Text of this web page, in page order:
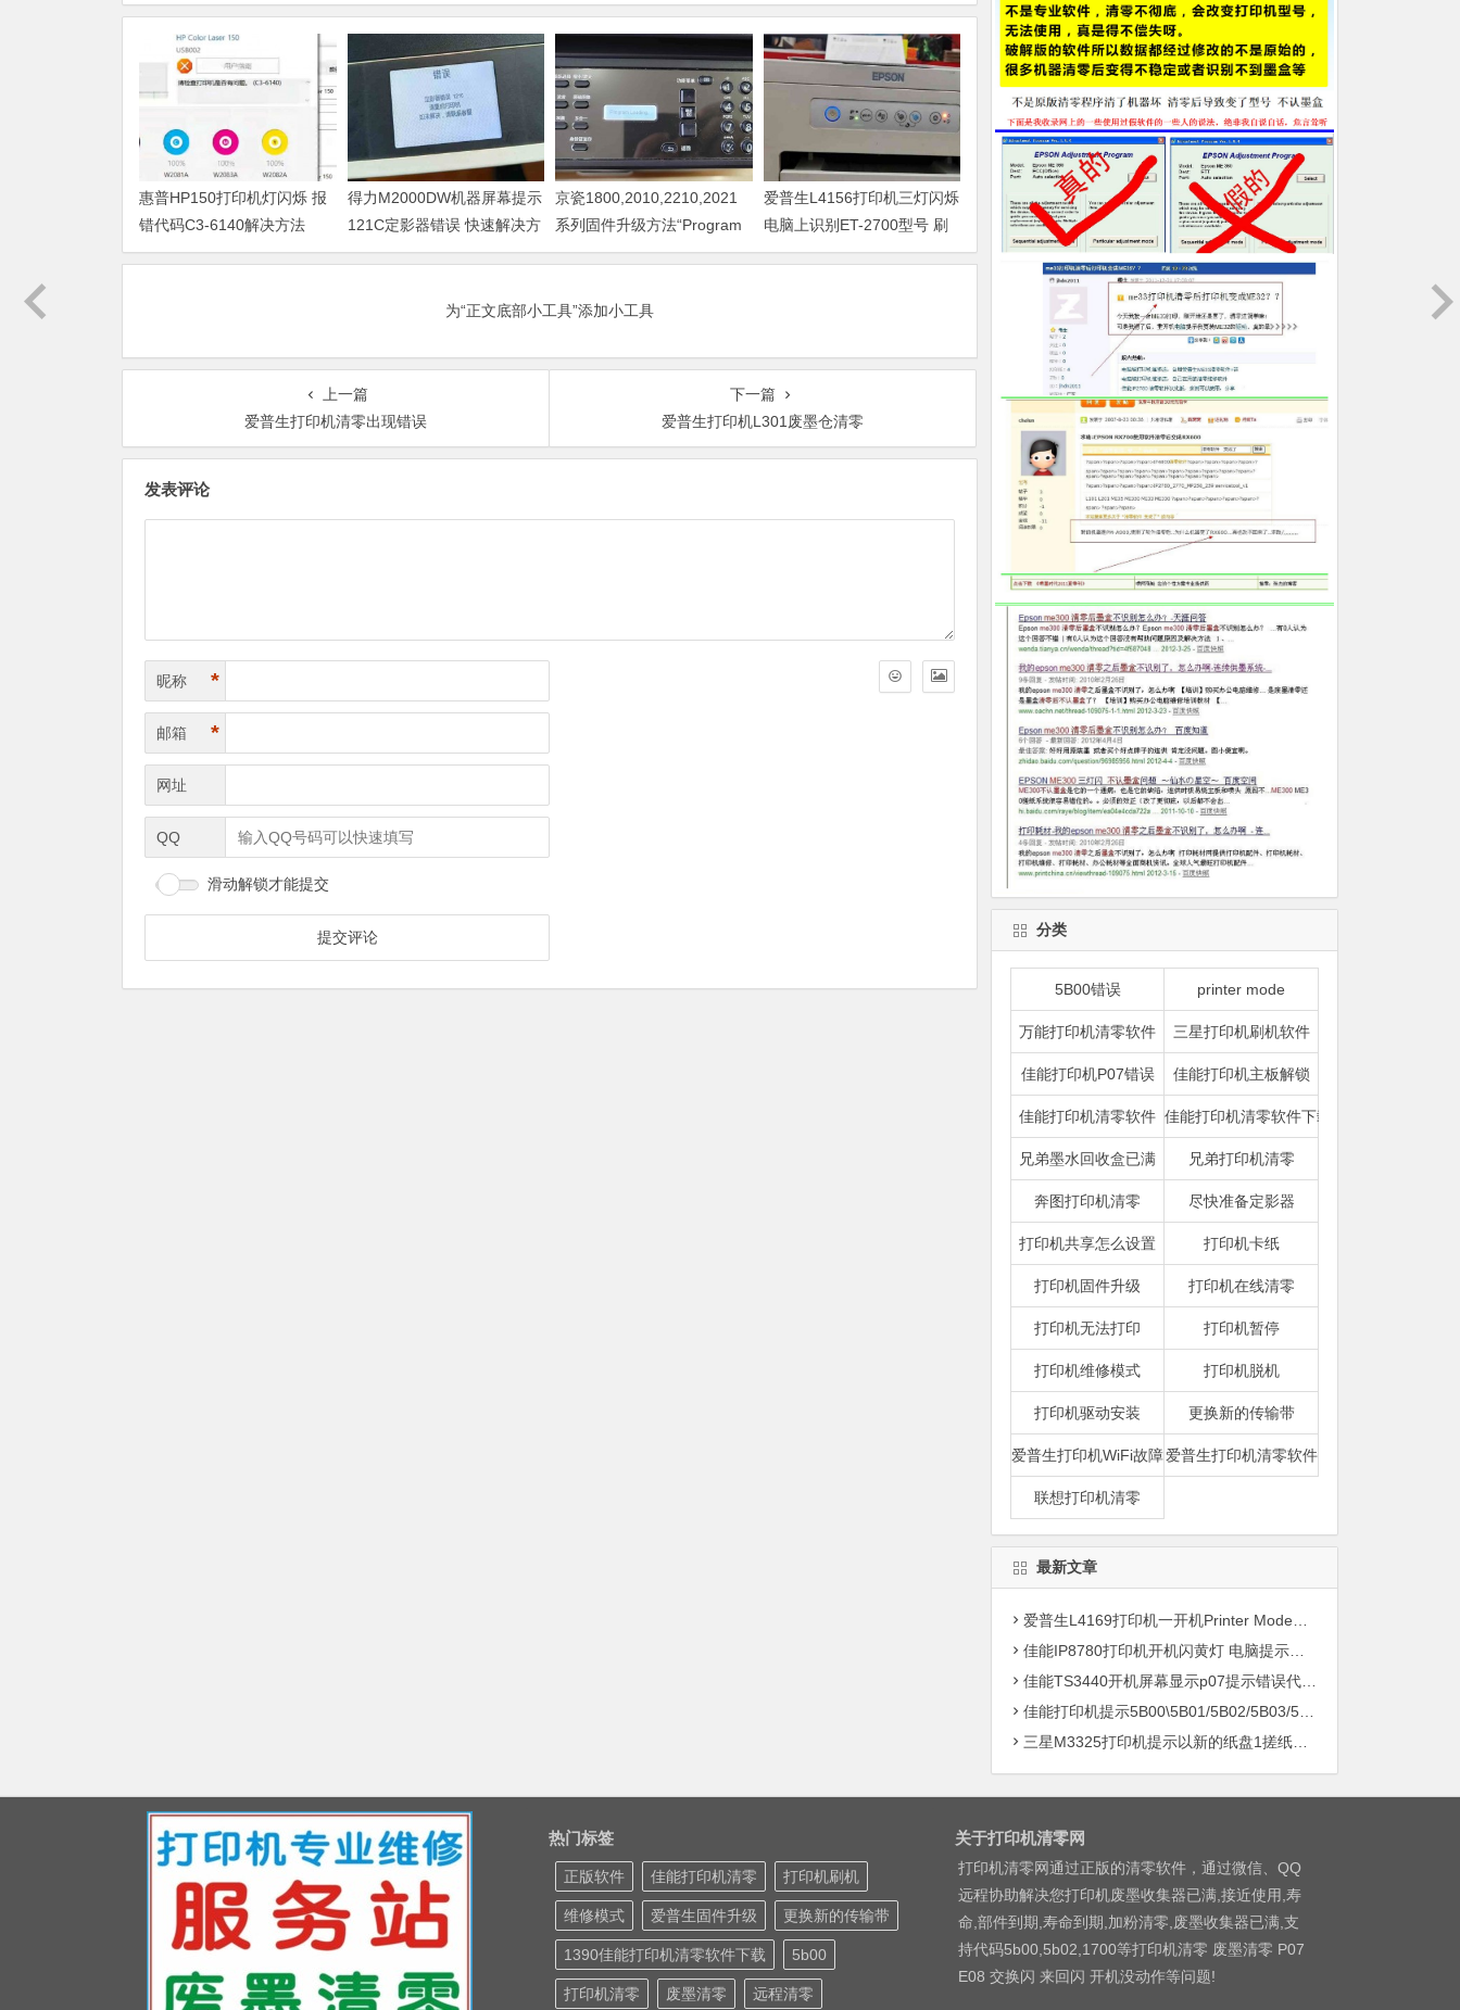
惠普HP150打印机灯闪烁 报
错代码C3-6140解决方法
得力M2000DW机器屏幕提示
121C定影器错误 快速解决方
法
京瓷1800,2010,2210,2021
系列固件升级方法“Program
Loading或者卡LOGO
爱普生L4156打印机三灯闪烁
电脑上识别ET-2700型号 刷
固件快速解决问题
为“正文底部小工具”添加小工具
上一篇
爱普生打印机清零出现错误
下一篇
爱普生打印机L301废墨仓清零
发表评论
昵称 *
邮箱 *
网址
QQ
滑动解锁才能提交
分类
5B00错误 printer mode
万能打印机清零软件 三星打印机刷机软件
佳能打印机P07错误 佳能打印机主板解锁
佳能打印机清零软件 佳能打印机清零软件下载
兄弟墨水回收盒已满 兄弟打印机清零
奔图打印机清零 尽快准备定影器
打印机共享怎么设置 打印机卡纸
打印机固件升级 打印机在线清零
打印机无法打印 打印机暂停
打印机维修模式 打印机脱机
打印机驱动安装 更换新的传输带
爱普生打印机WiFi故障爱普生打印机清零软件
联想打印机清零
最新文章
爱普生L4169打印机一开机Printer Mode故障主板维修
佳能IP8780打印机开机闪黄灯 电脑提示错误5B00快速解决方案清零
佳能TS3440开机屏幕显示p07提示错误代码5B00快速解决方案 清零
佳能打印机提示5B00\5B01/5B02/5B03/5B04/5B11/5B12/5B13/5B14/1700/1702/1703/1704
三星M3325打印机提示以新的纸盘1搓纸轮进行更换
热门标签
正版软件 佳能打印机清零 打印机刷机
维修模式 爱普生固件升级 更换新的传输带
1390佳能打印机清零软件下载 5b00
打印机清零 废墨清零 远程清零
关于打印机清零网
打印机清零网通过正版的清零软件，通过微信、QQ
远程协助解决您打印机废墨收集器已满,接近使用,寿
命,部件到期,寿命到期,加粉清零,废墨收集器已满,支
持代码5b00,5b02,1700等打印机清零 废墨清零 P07
E08 交换闪 来回闪 开机没动作等问题!